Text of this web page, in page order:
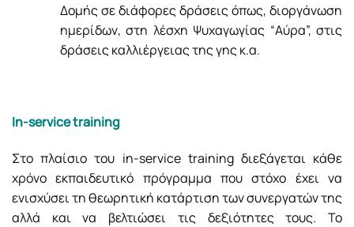
Δομής σε διάφορες δράσεις όπως, διοργάνωση
ημερίδων, στη λέσχη Ψυχαγωγίας “Αύρα”, στις
δράσεις καλλιέργειας της γης κ.α.
In-service training
Στο πλαίσιο του in-service training διεξάγεται κάθε
χρόνο εκπαιδευτικό πρόγραμμα που στόχο έχει να
ενισχύσει τη θεωρητική κατάρτιση των συνεργατών της
αλλά και να βελτιώσει τις δεξιότητες τους. Το